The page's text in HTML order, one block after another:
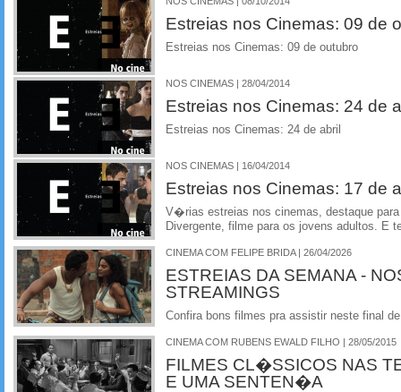
Estreias nos Cinemas: 09 de
Estreias nos Cinemas: 09 de outubro
NOS CINEMAS | 28/04/2014
Estreias nos Cinemas: 24 de
Estreias nos Cinemas: 24 de abril
NOS CINEMAS | 16/04/2014
Estreias nos Cinemas: 17 de
V�rias estreias nos cinemas, destaque
Divergente, filme para os jovens adultos. E
CINEMA COM FELIPE BRIDA | 26/04/2026
ESTREIAS DA SEMANA -
STREAMINGS
Confira bons filmes pra assistir neste final
CINEMA COM RUBENS EWALD FILHO | 28/05/2015
FILMES CL�SSICOS NAS
E UMA SENTEN�A